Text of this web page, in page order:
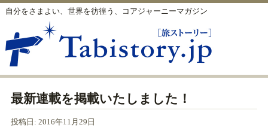
自分をさまよい、世界を彷徨う、コアジャーニーマガジン
最新連載を掲載いたしました！
投稿日: 2016年11月29日